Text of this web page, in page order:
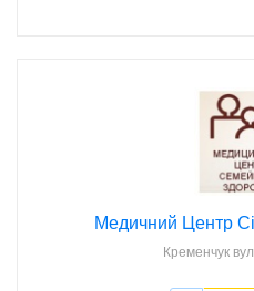
Медичний Центр
Кременчук